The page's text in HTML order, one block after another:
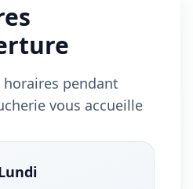
pendant
vous accueille